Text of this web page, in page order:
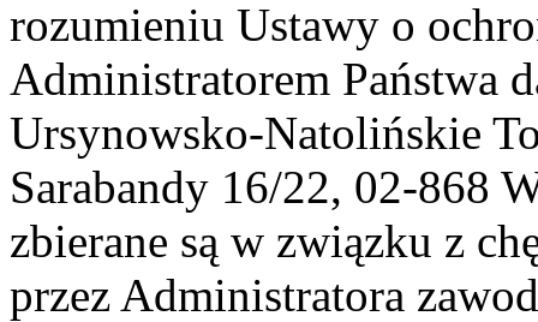
rozumieniu Ustawy o
Administratorem Państwa
Ursynowsko-Natolińskie
Sarabandy 16/22, 02-868
zbierane są w związku z
przez Administratora